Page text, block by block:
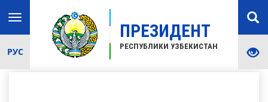
ПРЕЗИДЕНТ
РЕСПУБЛИКИ УЗБЕКИСТАН
Toggle
navigation
РУС